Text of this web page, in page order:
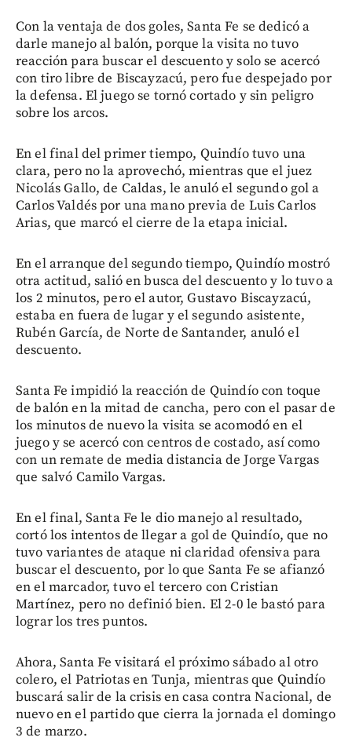
Con la ventaja de dos goles, Santa Fe se dedicó a
darle manejo al balón, porque la visita no tuvo
reacción para buscar el descuento y solo se acercó
con tiro libre de Biscayzacú, pero fue despejado por
la defensa. El juego se tornó cortado y sin peligro
sobre los arcos.
En el final del primer tiempo, Quindío tuvo una
clara, pero no la aprovechó, mientras que el juez
Nicolás Gallo, de Caldas, le anuló el segundo gol a
Carlos Valdés por una mano previa de Luis Carlos
Arias, que marcó el cierre de la etapa inicial.
En el arranque del segundo tiempo, Quindío mostró
otra actitud, salió en busca del descuento y lo tuvo a
los 2 minutos, pero el autor, Gustavo Biscayzacú,
estaba en fuera de lugar y el segundo asistente,
Rubén García, de Norte de Santander, anuló el
descuento.
Santa Fe impidió la reacción de Quindío con toque
de balón en la mitad de cancha, pero con el pasar de
los minutos de nuevo la visita se acomodó en el
juego y se acercó con centros de costado, así como
con un remate de media distancia de Jorge Vargas
que salvó Camilo Vargas.
En el final, Santa Fe le dio manejo al resultado,
cortó los intentos de llegar a gol de Quindío, que no
tuvo variantes de ataque ni claridad ofensiva para
buscar el descuento, por lo que Santa Fe se afianzó
en el marcador, tuvo el tercero con Cristian
Martínez, pero no definió bien. El 2-0 le bastó para
lograr los tres puntos.
Ahora, Santa Fe visitará el próximo sábado al otro
colero, el Patriotas en Tunja, mientras que Quindío
buscará salir de la crisis en casa contra Nacional, de
nuevo en el partido que cierra la jornada el domingo
3 de marzo.